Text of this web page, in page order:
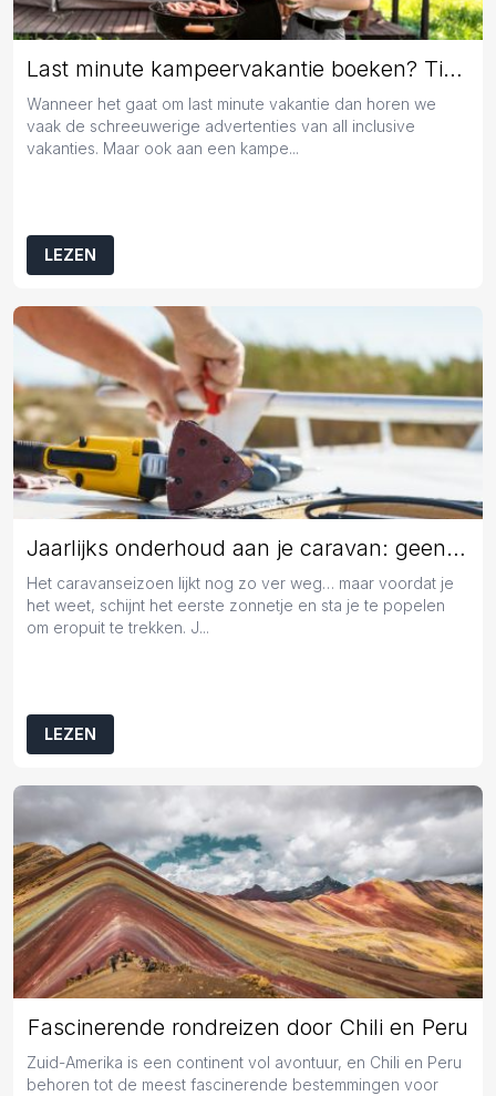
Last minute kampeervakantie boeken? Tips en tricks!
Wanneer het gaat om last minute vakantie dan horen we
vaak de schreeuwerige advertenties van all inclusive
vakanties. Maar ook aan een kampe...
LEZEN
Jaarlijks onderhoud aan je caravan: geen overbodige luxe
Het caravanseizoen lijkt nog zo ver weg… maar voordat je
het weet, schijnt het eerste zonnetje en sta je te popelen
om eropuit te trekken. J...
LEZEN
Fascinerende rondreizen door Chili en Peru
Zuid-Amerika is een continent vol avontuur, en Chili en Peru
behoren tot de meest fascinerende bestemmingen voor